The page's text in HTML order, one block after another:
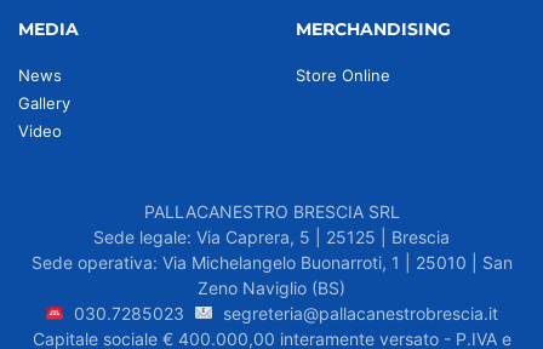
MEDIA
News
Gallery
Video
MERCHANDISING
Store Online
PALLACANESTRO BRESCIA SRL
Sede legale: Via Caprera, 5 | 25125 | Brescia
Sede operativa: Via Michelangelo Buonarroti, 1 | 25010 | San
Zeno Naviglio (BS)
030.7285023
segreteria@pallacanestrobrescia.it
Capitale sociale € 400.000,00 interamente versato - P.IVA e